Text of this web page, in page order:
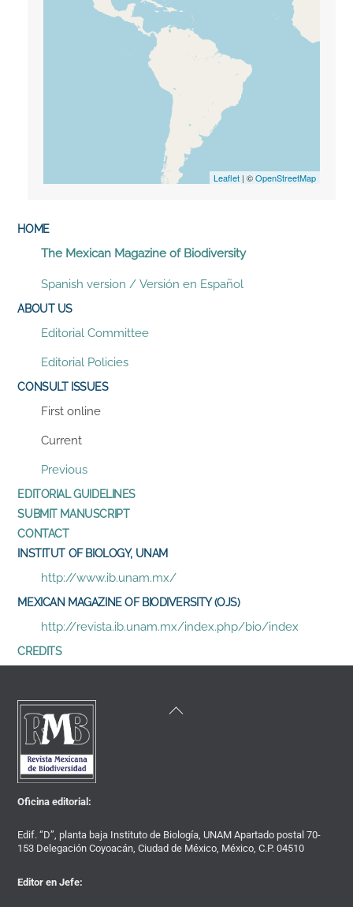
Leaflet| ©OpenStreetMap
HOME
The Mexican Magazine of Biodiversity
Spanish version / Versión en Español
ABOUT US
Editorial Committee
Editorial Policies
CONSULT ISSUES
First online
Current
Previous
EDITORIAL GUIDELINES
SUBMIT MANUSCRIPT
CONTACT
INSTITUT OF BIOLOGY, UNAM
http://www.ib.unam.mx/
MEXICAN MAGAZINE OF BIODIVERSITY (OJS)
http://revista.ib.unam.mx/index.php/bio/index
CREDITS
Back
To
Oficina editorial:
Edif. “D”, planta baja Instituto de Biología, UNAM Apartado postal 70-
153 Delegación Coyoacán, Ciudad de México, México, C.P. 04510
Editor en Jefe: